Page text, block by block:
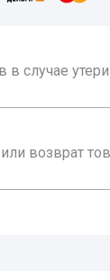
в случае
возврат